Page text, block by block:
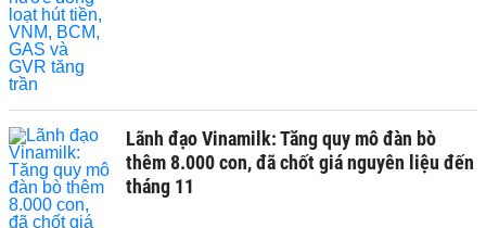
Lãnh đạo Vinamilk: Tăng quy mô đàn bò
thêm 8.000 con, đã chốt giá nguyên liệu đến
tháng 11